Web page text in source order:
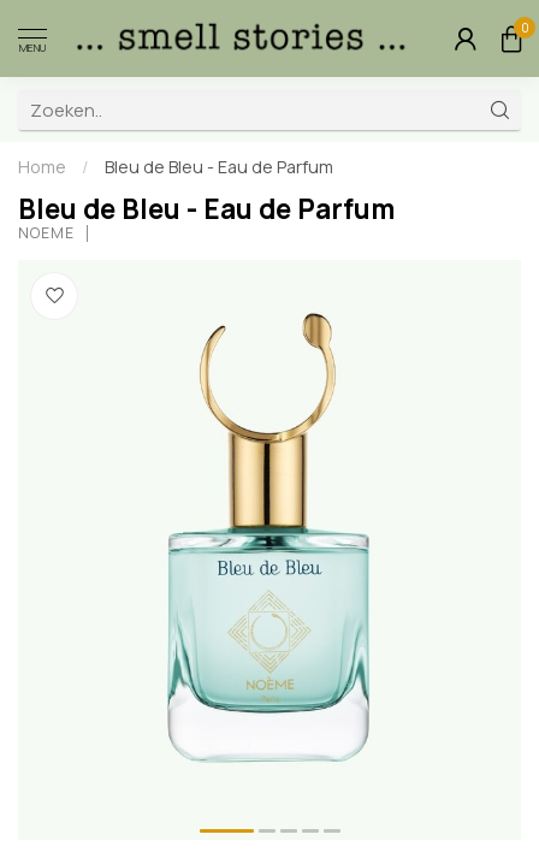
MENU
0
Home / Bleu de Bleu - Eau de Parfum
Bleu de Bleu - Eau de Parfum
NOÈME